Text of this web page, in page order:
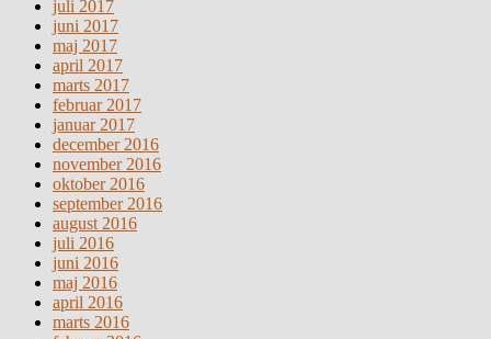
juli 2017
juni 2017
maj 2017
april 2017
marts 2017
februar 2017
januar 2017
december 2016
november 2016
oktober 2016
september 2016
august 2016
juli 2016
juni 2016
maj 2016
april 2016
marts 2016